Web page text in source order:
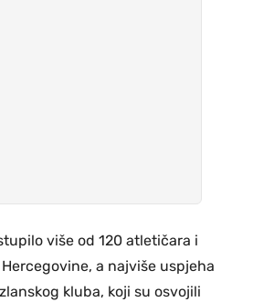
više od 120 atletičara i
a najviše uspjeha
kluba, koji su osvojili